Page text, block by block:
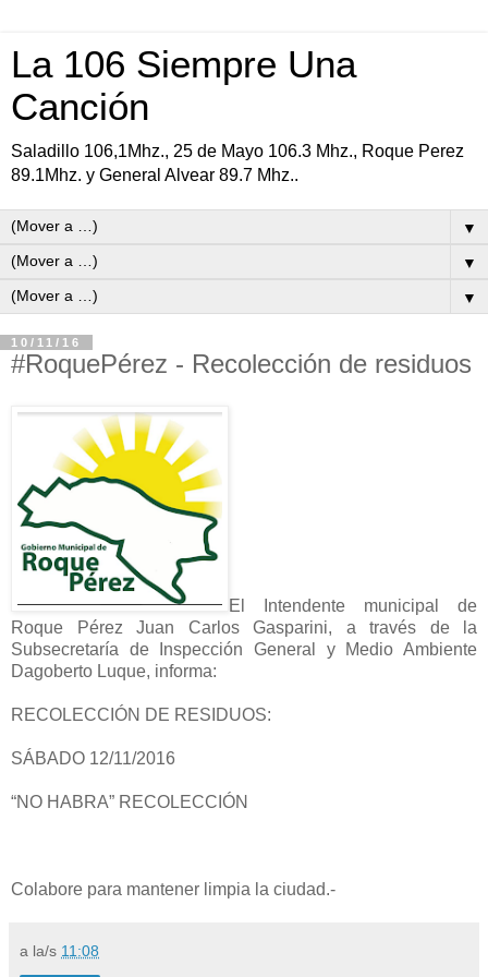
La 106 Siempre Una
Canción
Saladillo 106,1Mhz., 25 de Mayo 106.3 Mhz., Roque Perez
89.1Mhz. y General Alvear 89.7 Mhz..
▼
▼
▼
10/11/16
#RoquePérez - Recolección de residuos
El Intendente municipal de
Roque Pérez Juan Carlos Gasparini, a través de la
Subsecretaría de Inspección General y Medio Ambiente
Dagoberto Luque, informa:
RECOLECCIÓN DE RESIDUOS:
SÁBADO 12/11/2016
“NO HABRA” RECOLECCIÓN
Colabore para mantener limpia la ciudad.-
a la/s 11:08